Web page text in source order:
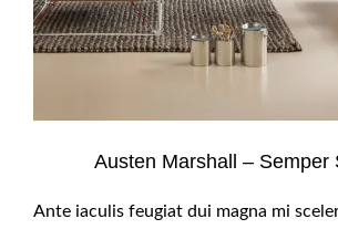
Austen Marshall – Semper
Ante iaculis feugiat dui magna mi